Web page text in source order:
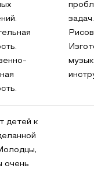
задач.
детей к
очень